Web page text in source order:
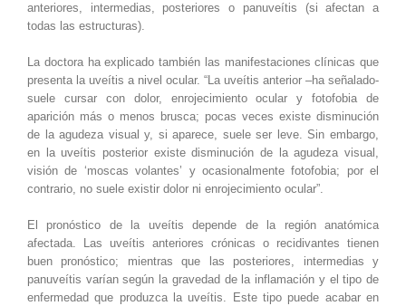
anteriores, intermedias, posteriores o panuveítis (si afectan a
todas las estructuras).
La doctora ha explicado también las manifestaciones clínicas que
presenta la uveítis a nivel ocular. “La uveítis anterior –ha señalado-
suele cursar con dolor, enrojecimiento ocular y fotofobia de
aparición más o menos brusca; pocas veces existe disminución
de la agudeza visual y, si aparece, suele ser leve. Sin embargo,
en la uveítis posterior existe disminución de la agudeza visual,
visión de ‘moscas volantes’ y ocasionalmente fotofobia; por el
contrario, no suele existir dolor ni enrojecimiento ocular”.
El pronóstico de la uveítis depende de la región anatómica
afectada. Las uveítis anteriores crónicas o recidivantes tienen
buen pronóstico; mientras que las posteriores, intermedias y
panuveítis varían según la gravedad de la inflamación y el tipo de
enfermedad que produzca la uveítis. Este tipo puede acabar en